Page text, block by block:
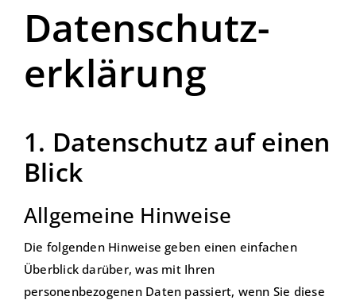
Spedition
Logistik
Kontakt
Datenschutz-
erklärung
1. Datenschutz auf einen
Blick
Allgemeine Hinweise
Die folgenden Hinweise geben einen einfachen
Überblick darüber, was mit Ihren
personenbezogenen Daten passiert, wenn Sie diese